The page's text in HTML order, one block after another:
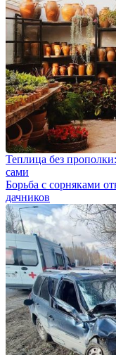
Теплица без
сами
Борьба с сорняками
дачников